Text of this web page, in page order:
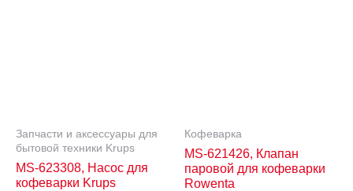
Запчасти и аксессуары для
бытовой техники Krups
MS-623308, Насос для
кофеварки Krups
Кофеварка
MS-621426, Клапан
паровой для кофеварки
Rowenta